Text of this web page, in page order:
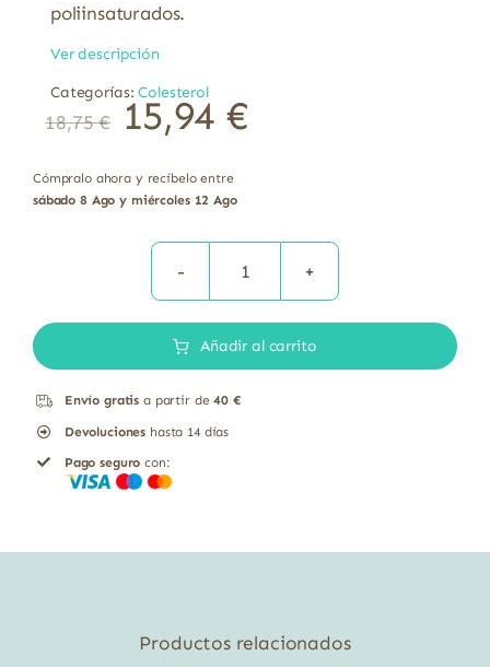
poliinsaturados.
Ver descripción
Categorías:Colesterol
18,75€ 15,94 €
Cómpralo ahora y recíbelo entre
sábado 8 Ago y miércoles 12 Ago
Lecidol
cantidad
Añadir al carrito
Envío gratis a partir de40 €
Devoluciones hasta 14 días
Pago seguro con:
Productos relacionados